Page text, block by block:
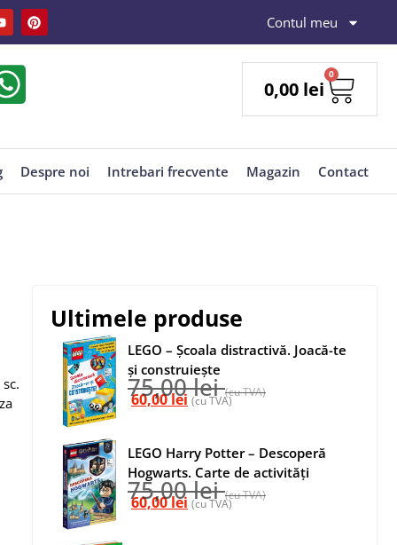
Contul meu
0,00 lei
0
Despre noi Intrebari frecvente Magazin Contact
Ultimele produse
LEGO – Școala distractivă. Joacă-te
și construiește
75,00lei (cu TVA)
60,00lei (cu TVA)
LEGO Harry Potter – Descoperă
Hogwarts. Carte de activități
75,00lei (cu TVA)
60,00lei (cu TVA)